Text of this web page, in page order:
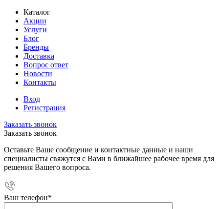
Каталог
Акции
Услуги
Блог
Бренды
Доставка
Вопрос ответ
Новости
Контакты
Вход
Регистрация
Заказать звонок
Заказать звонок
Оставьте Ваше сообщение и контактные данные и наши
специалисты свяжутся с Вами в ближайшее рабочее время для
решения Вашего вопроса.
Ваш телефон*